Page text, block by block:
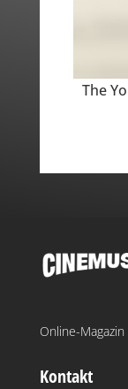
The
Online-
Kontakt